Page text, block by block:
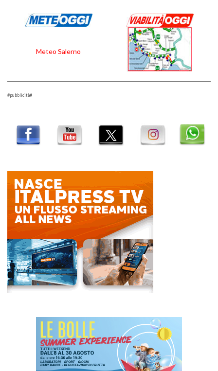
Meteo Salerno
#pubblicità#